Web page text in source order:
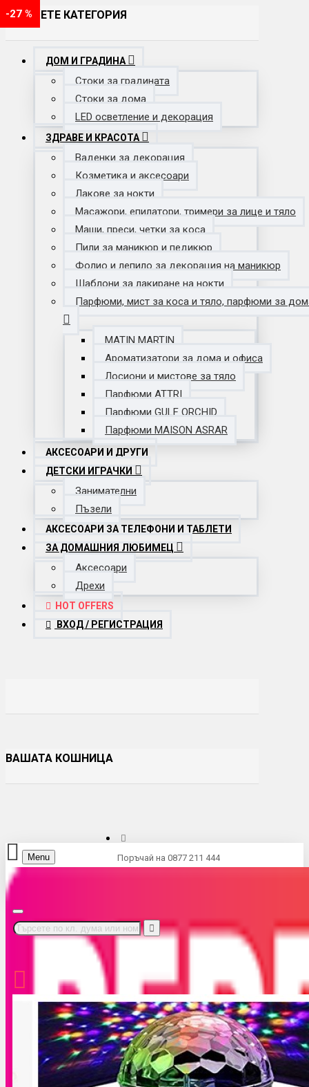
ИЗБЕРЕТЕ КАТЕГОРИЯ
ДОМ И ГРАДИНА
Стоки за градината
Стоки за дома
LED осветление и декорация
ЗДРАВЕ И КРАСОТА
Ваденки за декорация
Козметика и аксесоари
Лакове за нокти
Масажори, епилатори, тримери за лице и тяло
Маши, преси, четки за коса
Пили за маникюр и педикюр
Фолио и лепило за декорация на маникюр
Шаблони за лакиране на нокти
Парфюми, мист за коса и тяло, парфюми за
MATIN MARTIN
Ароматизатори за дома и офиса
Лосиони и мистове за тяло
Парфюми ATTRI
Парфюми GULF ORCHID
Парфюми MAISON ASRAR
АКСЕСОАРИ И ДРУГИ
ДЕТСКИ ИГРАЧКИ
Занимателни
Пъзели
АКСЕСОАРИ ЗА ТЕЛЕФОНИ И ТАБЛЕТИ
ЗА ДОМАШНИЯ ЛЮБИМЕЦ
Аксесоари
Дрехи
HOT OFFERS
ВХОД / РЕГИСТРАЦИЯ
ВАШАТА КОШНИЦА
Поръчай на 0877 211 444
Menu
-28 %
-29 %
-20 %
-19 %
-18 %
-24 %
-19 %
-33 %
-29 %
-33 %
-43 %
-35 %
-40 %
-39 %
-20 %
-50 %
-40 %
-18 %
-20 %
-70 %
-52 %
-63 %
-42 %
-16 %
-36 %
-23 %
-54 %
-33 %
-29 %
-26 %
-37 %
-23 %
-63 %
-25 %
-62 %
-20 %
-38 %
-27 %
-20 %
-25 %
-17 %
-28 %
-20 %
-27 %